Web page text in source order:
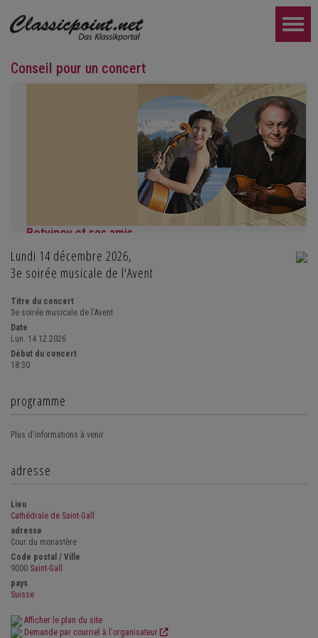
Conseil pour un concert
Botvinov et ses amis
5 octobre, Kleine Tonhalle, 19h30 :
Œuvres de Sergueï Rachmaninov, Robert Schumann et Astor
Lundi 14 décembre 2026,
3e soirée musicale de l'Avent
Titre du concert
3e soirée musicale de l'Avent
Date
Lun. 14.12.2026
Début du concert
18:30
programme
Plus d'informations à venir
adresse
Lieu
Cathédrale de Saint-Gall
adresse
Cour du monastère
Code postal / Ville
9000 Saint-Gall
pays
Suisse
Afficher le plan du site
Demande par courriel à l'organisateur